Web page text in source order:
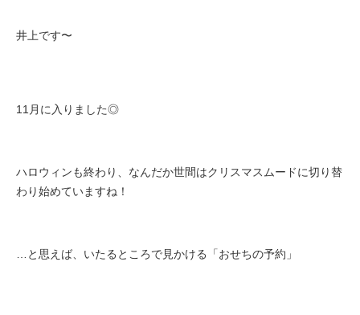
井上です〜
11月に入りました◎
ハロウィンも終わり、なんだか世間はクリスマスムードに切り替
わり始めていますね！
…と思えば、いたるところで見かける「おせちの予約」